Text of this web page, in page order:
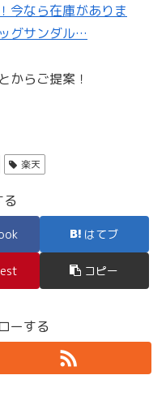
今なら在庫がありま
グサンダル…
からご提案！
楽天
る
はてブ
コピー
ーする